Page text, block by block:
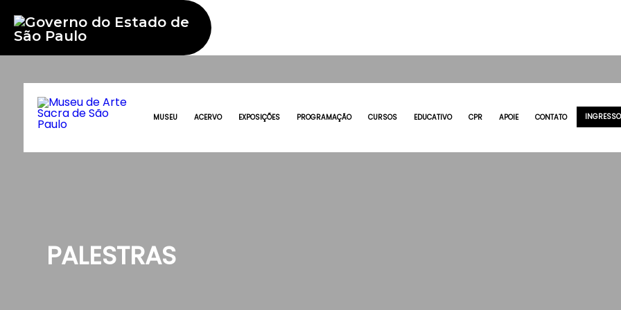
MUSEU ACERVO EXPOSIÇÕES PROGRAMAÇÃO CURSOS EDUCATIVO CPR APOIE CONTATO
PALESTRAS